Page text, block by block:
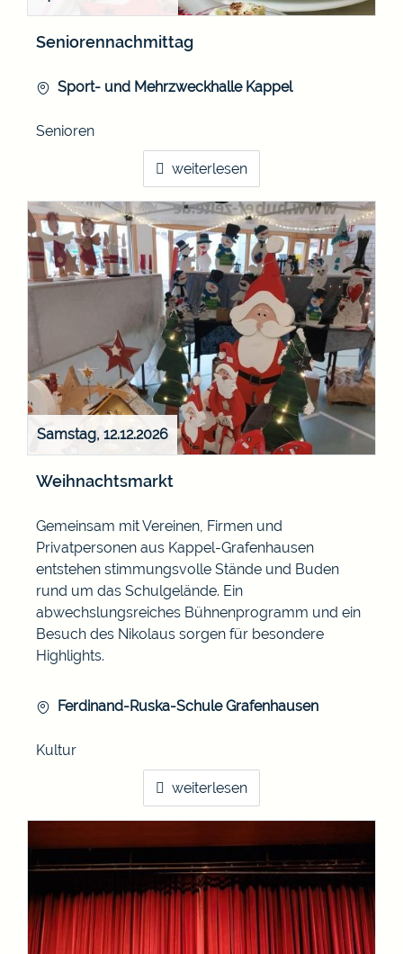
Seniorennachmittag
Sport- und Mehrzweckhalle Kappel
Senioren
weiterlesen
Samstag, 12.12.2026
Weihnachtsmarkt
Ferdinand-Ruska-Schule Grafenhausen
Gemeinsam mit Vereinen, Firmen und
Privatpersonen aus Kappel-Grafenhausen
entstehen stimmungsvolle Stände und Buden
rund um das Schulgelände. Ein
abwechslungsreiches Bühnenprogramm und ein
Besuch des Nikolaus sorgen für besondere
Highlights.
Kultur
weiterlesen